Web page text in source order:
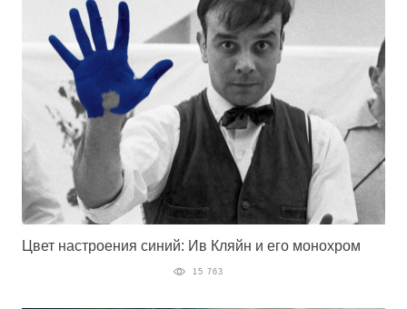
Цвет настроения синий: Ив Кляйн и его монохром
15 763